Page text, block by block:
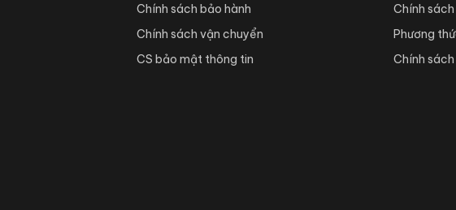
Chính sách bảo hành
Chính sách vận chuyển
CS bảo mật thông tin
Chính
Phương
Chính